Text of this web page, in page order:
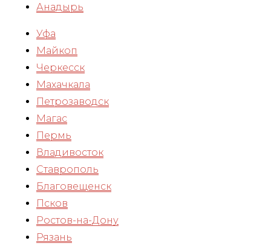
Анадырь
Уфа
Майкоп
Черкесск
Махачкала
Петрозаводск
Магас
Пермь
Владивосток
Ставрополь
Благовещенск
Псков
Ростов-на-Дону
Рязань